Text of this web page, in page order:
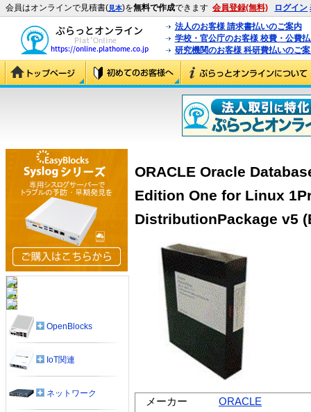
会員はオンラインで見積書(見本)を無料で作成できます 会員登録(無料) ログイン
法人のお客様 請求書払いのご案内
学校・官公庁のお客様 校費・公費
研究機関のお客様 科研費払いのご
ORACLE Oracle
Edition One for Linux
DistributionPackage v5
メーカー
ORACLE
OpenBlocks
IoT関連
ネットワーク